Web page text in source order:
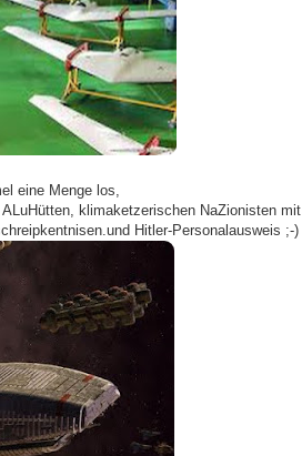
eine Menge los,
klimaketzerischen NaZionisten mit
Hitler-Personalausweis ;-)